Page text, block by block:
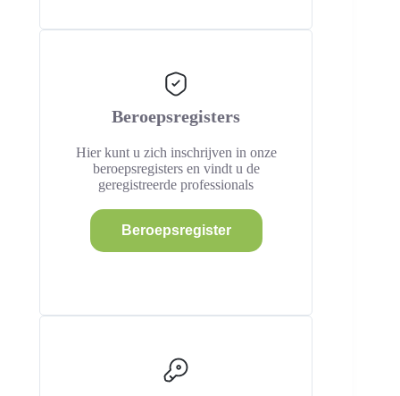
Beroepsregisters
Hier kunt u zich inschrijven in onze
beroepsregisters en vindt u de
geregistreerde professionals
Beroepsregister